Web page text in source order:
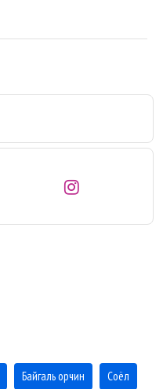
Байгаль орчин Соёл